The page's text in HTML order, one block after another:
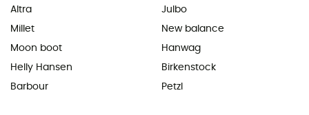
Altra
Millet
Moon boot
Helly Hansen
Barbour
Julbo
New balance
Hanwag
Birkenstock
Petzl